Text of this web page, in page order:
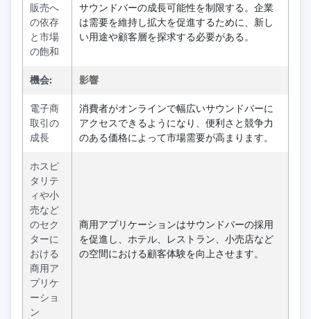
販売へ
の依存
と市場
の飽和
サウンドバーの成長可能性を制限する。企業
は需要を維持し拡大を促進するために、新し
い用途や顧客層を探求する必要がある。
機会: 影響
電子商
取引の
成長
消費者がオンラインで幅広いサウンドバーに
アクセスできるようになり、便利さと競争力
のある価格によって市場需要が高まります。
ホスピ
タリテ
ィや小
売など
のセク
ターに
おける
商用ア
プリケ
ーショ
ン
商用アプリケーションはサウンドバーの採用
を促進し、ホテル、レストラン、小売店など
の空間における顧客体験を向上させます。